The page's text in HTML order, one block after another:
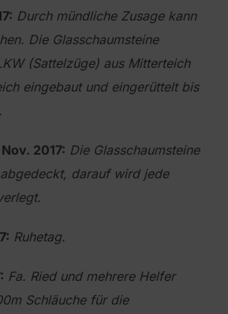
Durch mündliche Zusage kann
Die Glasschaumsteine
(Sattelzüge) aus Mitterteich
eingebaut undeingerüttelt bis
2017: Die Glasschaumsteine
darauf wird jede
Ruhetag.
Fa. Ried und mehrere Helfer
Schläuche für die